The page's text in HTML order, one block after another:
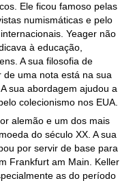
Ele ficou famoso pelas
numismáticas e pelo
Yeager não
à educação,
A sua filosofia de
de uma nota está na sua
sua abordagem ajudou a
colecionismo nos EUA.
alemão e um dos mais
do século XX. A sua
por servir de base para
Frankfurt am Main. Keller
as do período